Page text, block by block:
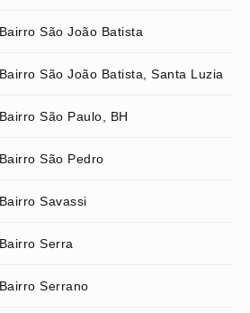
São João Batista
São João Batista, Santa Luzia
São Paulo, BH
São Pedro
Savassi
Serra
Serrano